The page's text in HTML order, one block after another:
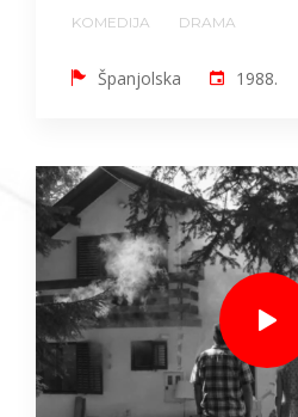
KOMEDIJA DRAMA
Španjolska 1988.